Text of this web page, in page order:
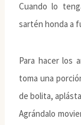
Cuando lo
sartén honda a
Para hacer los
toma una
de bolita,
Agrándalo